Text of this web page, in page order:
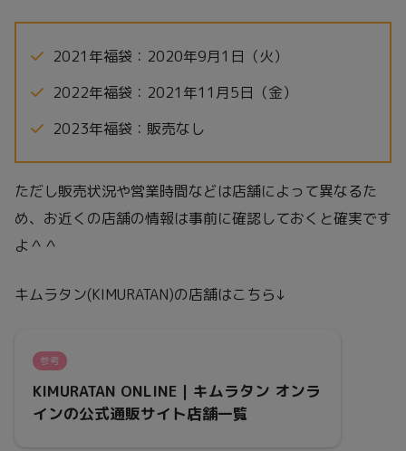
2021年福袋：2020年9月1日（火）
2022年福袋：2021年11月5日（金）
2023年福袋：販売なし
ただし販売状況や営業時間などは店舗によって異なるた
め、お近くの店舗の情報は事前に確認しておくと確実です
よ＾＾
キムラタン(KIMURATAN)の店舗はこちら↓
参考
KIMURATAN ONLINE｜キムラタン オンラ
インの公式通販サイト店舗一覧